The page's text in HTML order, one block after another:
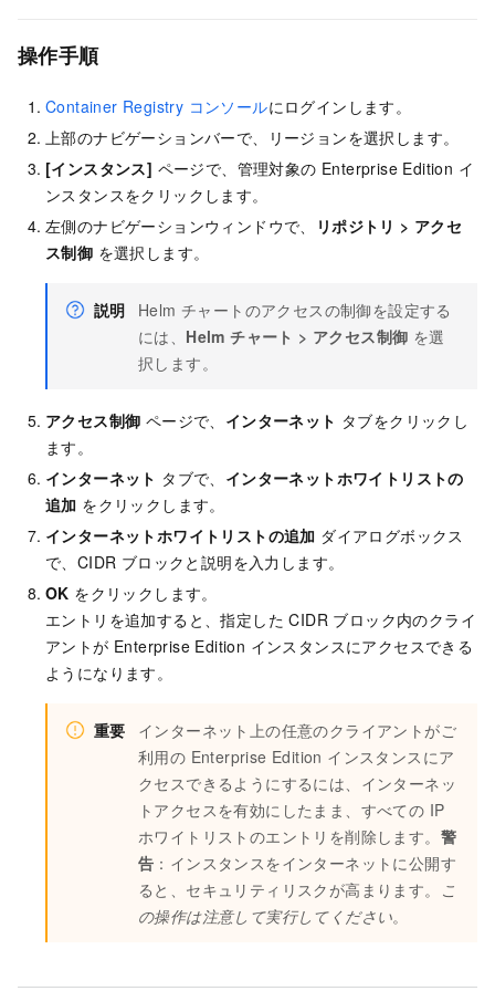
操作手順
Container Registry コンソールにログインします。
上部のナビゲーションバーで、リージョンを選択します。
[インスタンス] ページで、管理対象の Enterprise Edition イ
ンスタンスをクリックします。
左側のナビゲーションウィンドウで、
リポジトリ > アクセ
ス制御 を選択します。
説明
Helm チャートのアクセスの制御を設定する
には、 Helm チャート > アクセス制御 を選
択します。
アクセス制御 ページで、 インターネット タブをクリックし
ます。
インターネット タブで、 インターネットホワイトリストの
追加 をクリックします。
インターネットホワイトリストの追加 ダイアログボックス
で、CIDR ブロックと説明を入力します。
OK をクリックします。
エントリを追加すると、指定した CIDR ブロック内のクライ
アントが Enterprise Edition インスタンスにアクセスできる
ようになります。
重要
インターネット上の任意のクライアントがご
利用の Enterprise Edition インスタンスにア
クセスできるようにするには、インターネッ
トアクセスを有効にしたまま、すべての IP
ホワイトリストのエントリを削除します。 警
告 ：インスタンスをインターネットに公開す
ると、セキュリティリスクが高まります。 こ
の操作は注意して実行してください。